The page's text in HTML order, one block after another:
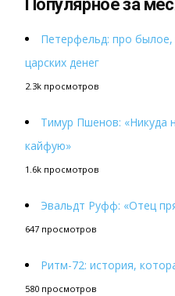
Популярное за
Петерфельд: про
царских денег
2.3k просмотров
Тимур Пшенов: «Никуда
кайфую»
1.6k просмотров
Эвальдт Руфф: «Отец
647 просмотров
Ритм-72: история,
580 просмотров